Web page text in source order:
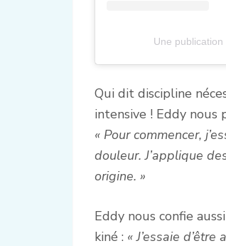
Une
Qui dit discipline
intensive ! Eddy nous
« Pour commencer,
douleur. J’applique
origine. »
Eddy nous confie
kiné : « J’essaie